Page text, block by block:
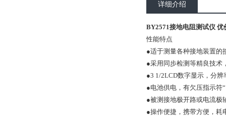
详细介绍
BY2571接地电阻测试仪 优
性能特点
●适于测量各种接地装置的
●采用同步检测等精良技术
●3 1/2LCD数字显示，分
●电池供电，有欠压指示符
●被测接地极开路或电流极
●操作便捷，携带方便，耗